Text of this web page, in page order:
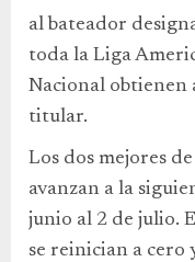
al bateador
toda la Liga
Nacional obtienen
titular.
Los dos mejores
avanzan a la
junio al 2 de julio.
se reinician a cero